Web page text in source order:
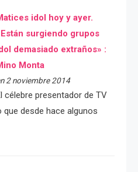
idol hoy y ayer.
surgiendo grupos
demasiado extraños» :
Monta
2 noviembre 2014
célebre presentador de TV
desde hace algunos